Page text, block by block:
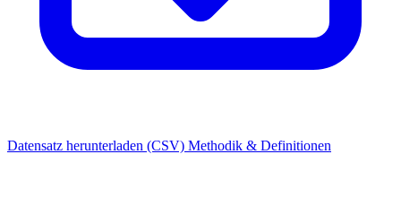
Datensatz herunterladen (CSV) Methodik & Definitionen